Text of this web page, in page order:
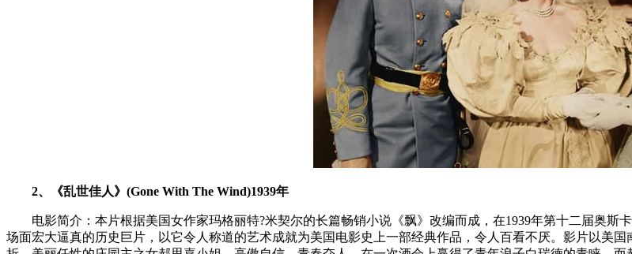
2、《乱世佳人》(Gone With The Wind)1939年
电影简介：本片根据美国女作家玛格丽特?米契尔的长篇畅销小说《飘》改编而成，在1939年第十二届奥斯
场面宏大逼真的历史巨片，以它令人称道的艺术成就为美国电影史上一部经典作品，令人百看不厌。影片以美